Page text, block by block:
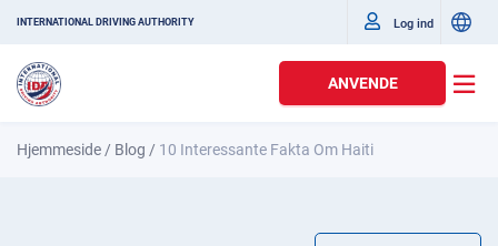
INTERNATIONAL DRIVING AUTHORITY Log ind
ANVENDE
Hjemmeside / Blog / 10 Interessante Fakta Om Haiti